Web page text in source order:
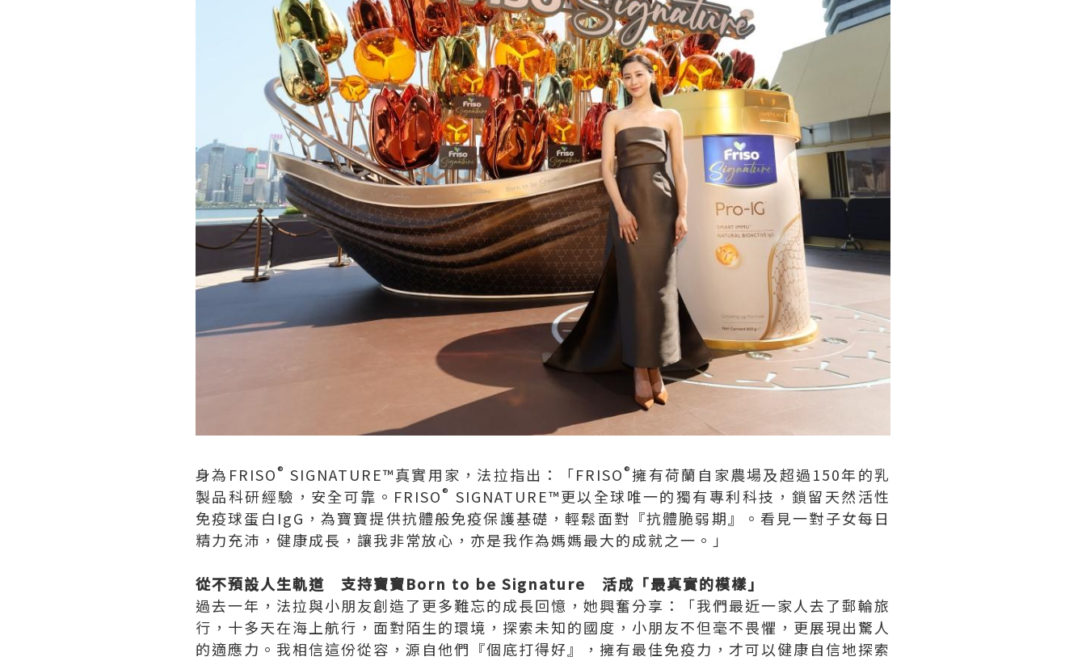
身為FRISO® SIGNATURE™真實用家，法拉指出：「FRISO® 擁有荷蘭自家農場及超過150年的乳
製品科研經驗，安全可靠。FRISO® SIGNATURE™更以全球唯一的獨有專利科技，鎖留天然活性
免疫球蛋白IgG，為寶寶提供抗體般免疫保護基礎，輕鬆面對『抗體脆弱期』。看見一對子女每日
精力充沛，健康成長，讓我非常放心，亦是我作為媽媽最大的成就之一。」
從不預設人生軌道 支持寶寶Born to be Signature 活成「最真實的模樣」
過去一年，法拉與小朋友創造了更多難忘的成長回憶，她興奮分享：「我們最近一家人去了郵輪旅
行，十多天在海上航行，面對陌生的環境，探索未知的國度，小朋友不但毫不畏懼，更展現出驚人
的適應力。我相信這份從容，源自他們『個底打得好』，擁有最佳免疫力，才可以健康自信地探索